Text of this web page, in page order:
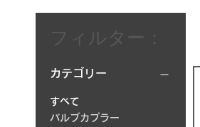
フィルター：
カテゴリー
すべて
バルブカプラー